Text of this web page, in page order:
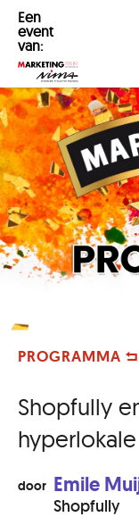
Een
event
van:
PROGRAMMA
Shopfully
door Emile
Shopfully